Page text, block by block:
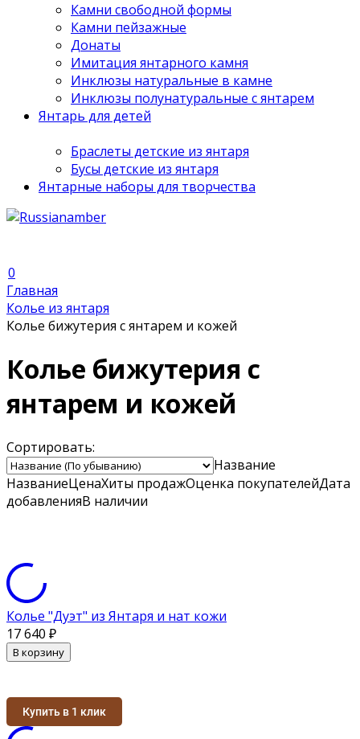
Камни свободной формы
Камни пейзажные
Донаты
Имитация янтарного камня
Инклюзы натуральные в камне
Инклюзы полунатуральные с янтарем
Янтарь для детей
Браслеты детские из янтаря
Бусы детские из янтаря
Янтарные наборы для творчества
0
Главная
Колье из янтаря
Колье бижутерия с янтарем и кожей
Колье бижутерия с
янтарем и кожей
Сортировать:
Название
НазваниеЦенаХиты продажОценка покупателейДата
добавленияВ наличии
Колье "Дуэт" из Янтаря и нат кожи
17 640 ₽
В корзину
Купить в 1 клик